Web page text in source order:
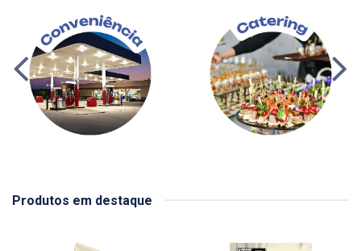
Produtos em destaque